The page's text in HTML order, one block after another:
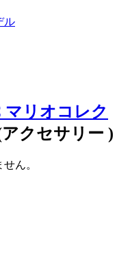
ル
マリオコレク
クセサリー )
ん。